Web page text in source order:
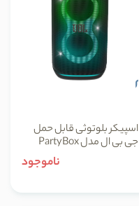
اسپیکر بلوتوثی قابل حمل
جی بی ال مدل PartyBox
ناموجود